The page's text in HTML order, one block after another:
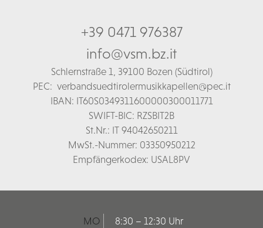
+39 0471 976387
info@vsm.bz.it
Schlernstraße 1, 39100 Bozen (Südtirol)
PEC: verbandsuedtirolermusikkapellen@pec.it
IBAN: IT60S0349311600000300011771
SWIFT-BIC: RZSBIT2B
St.Nr.: IT 94042650211
MwSt.-Nummer: 03350950212
Empfängerkodex: USAL8PV
MO
8:30 – 12:30 Uhr